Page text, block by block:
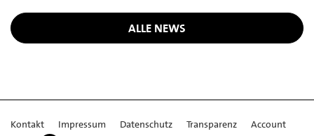
ALLE NEWS
Kontakt Impressum Datenschutz Transparenz Account